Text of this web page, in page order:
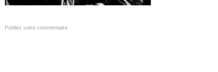
Publiez votre commentaire